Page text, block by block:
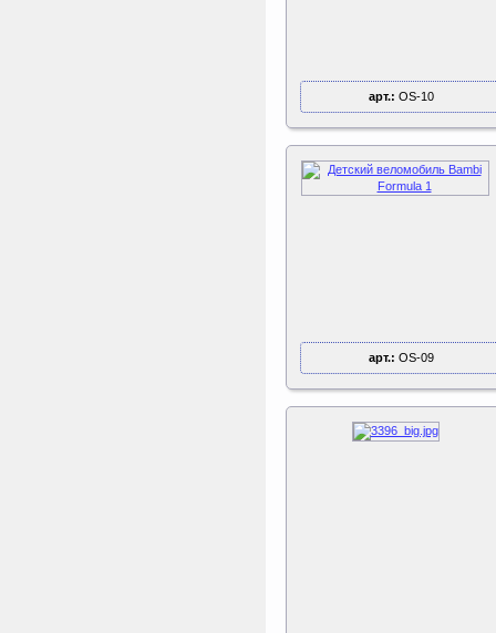
арт.: OS-10
арт.: OS-09